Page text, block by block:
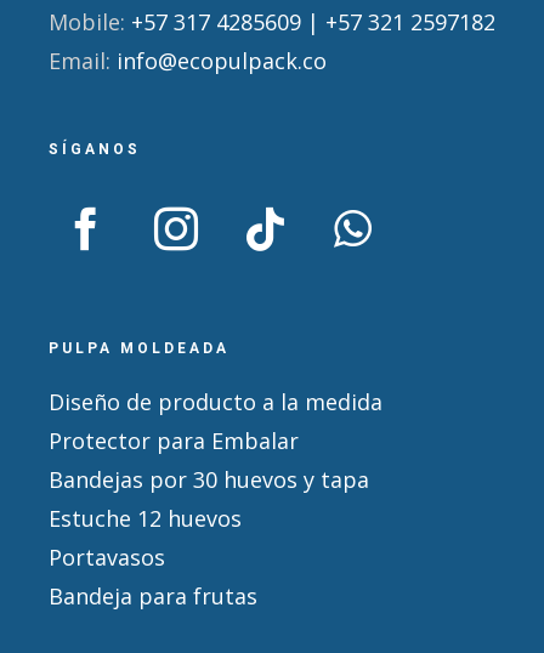
Mobile: +57 317 4285609 | +57 321 2597182
Email: info@ecopulpack.co
SÍGANOS
PULPA MOLDEADA
Diseño de producto a la medida
Protector para Embalar
Bandejas por 30 huevos y tapa
Estuche 12 huevos
Portavasos
Bandeja para frutas